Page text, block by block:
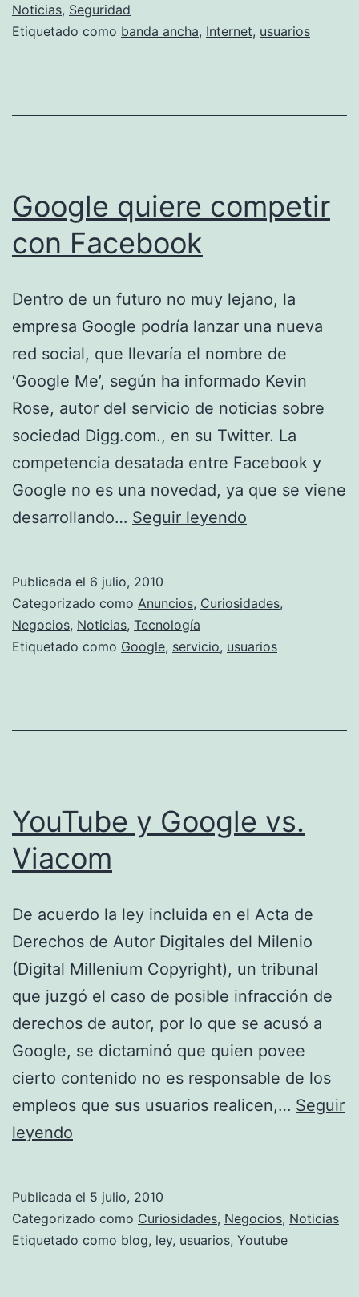
piratería
Noticias, Seguridad
Etiquetado como banda ancha, Internet, usuarios
Google quiere competir
con Facebook
Dentro de un futuro no muy lejano, la
empresa Google podría lanzar una nueva
red social, que llevaría el nombre de
‘Google Me’, según ha informado Kevin
Rose, autor del servicio de noticias sobre
sociedad Digg.com., en su Twitter. La
competencia desatada entre Facebook y
Google no es una novedad, ya que se viene
desarrollando… Seguir leyendo
con
Publicada el 6 julio, 2010
Categorizado como Anuncios, Curiosidades,
Negocios, Noticias, Tecnología
Etiquetado como Google, servicio, usuarios
YouTube y Google vs.
Viacom
De acuerdo la ley incluida en el Acta de
Derechos de Autor Digitales del Milenio
(Digital Millenium Copyright), un tribunal
que juzgó el caso de posible infracción de
derechos de autor, por lo que se acusó a
Google, se dictaminó que quien povee
cierto contenido no es responsable de los
empleos que sus usuarios realicen,… Seguir
leyendo
vs.
Viacom
Publicada el 5 julio, 2010
Categorizado como Curiosidades, Negocios, Noticias
Etiquetado como blog, ley, usuarios, Youtube